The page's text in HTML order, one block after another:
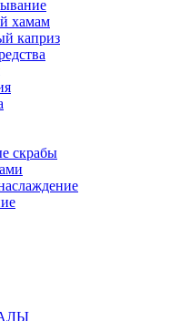
хамам
каприз
скрабы